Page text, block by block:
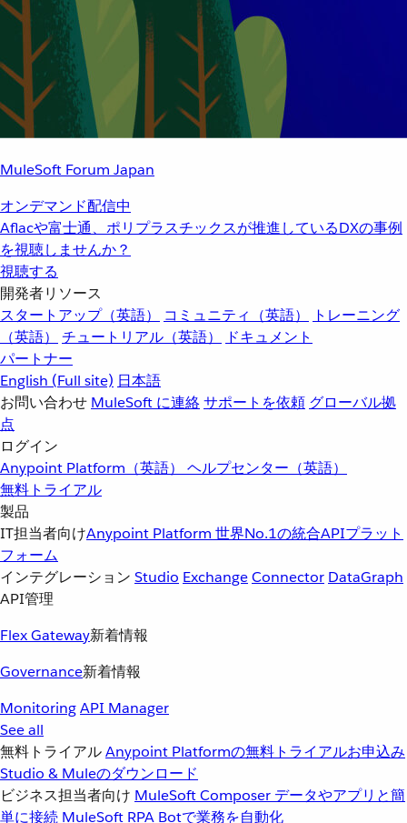
MuleSoft Forum Japan
オンデマンド配信中
Aflacや富士通、ポリプラスチックスが推進しているDXの事例
を視聴しませんか？
視聴する
開発者リソース
スタートアップ（英語）
コミュニティ（英語）
トレーニング
（英語）
チュートリアル（英語）
ドキュメント
パートナー
English (Full site) 日本語
お問い合わせ MuleSoft に連絡サポートを依頼 グローバル拠
点
ログイン
Anypoint Platform（英語） ヘルプセンター（英語）
無料トライアル
製品
IT担当者向けAnypoint Platform 世界No.1の統合APIプラット
フォーム
インテグレーション Studio ExchangeConnector DataGraph
API管理
Flex Gateway新着情報
Governance新着情報
MonitoringAPI Manager
See all
無料トライアルAnypoint Platformの無料トライアルお申込み
Studio & Muleのダウンロード
ビジネス担当者向け MuleSoft Composer データやアプリと簡
単に接続 MuleSoft RPA Botで業務を自動化